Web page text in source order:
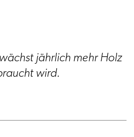
jährlich mehr Holz
wird.